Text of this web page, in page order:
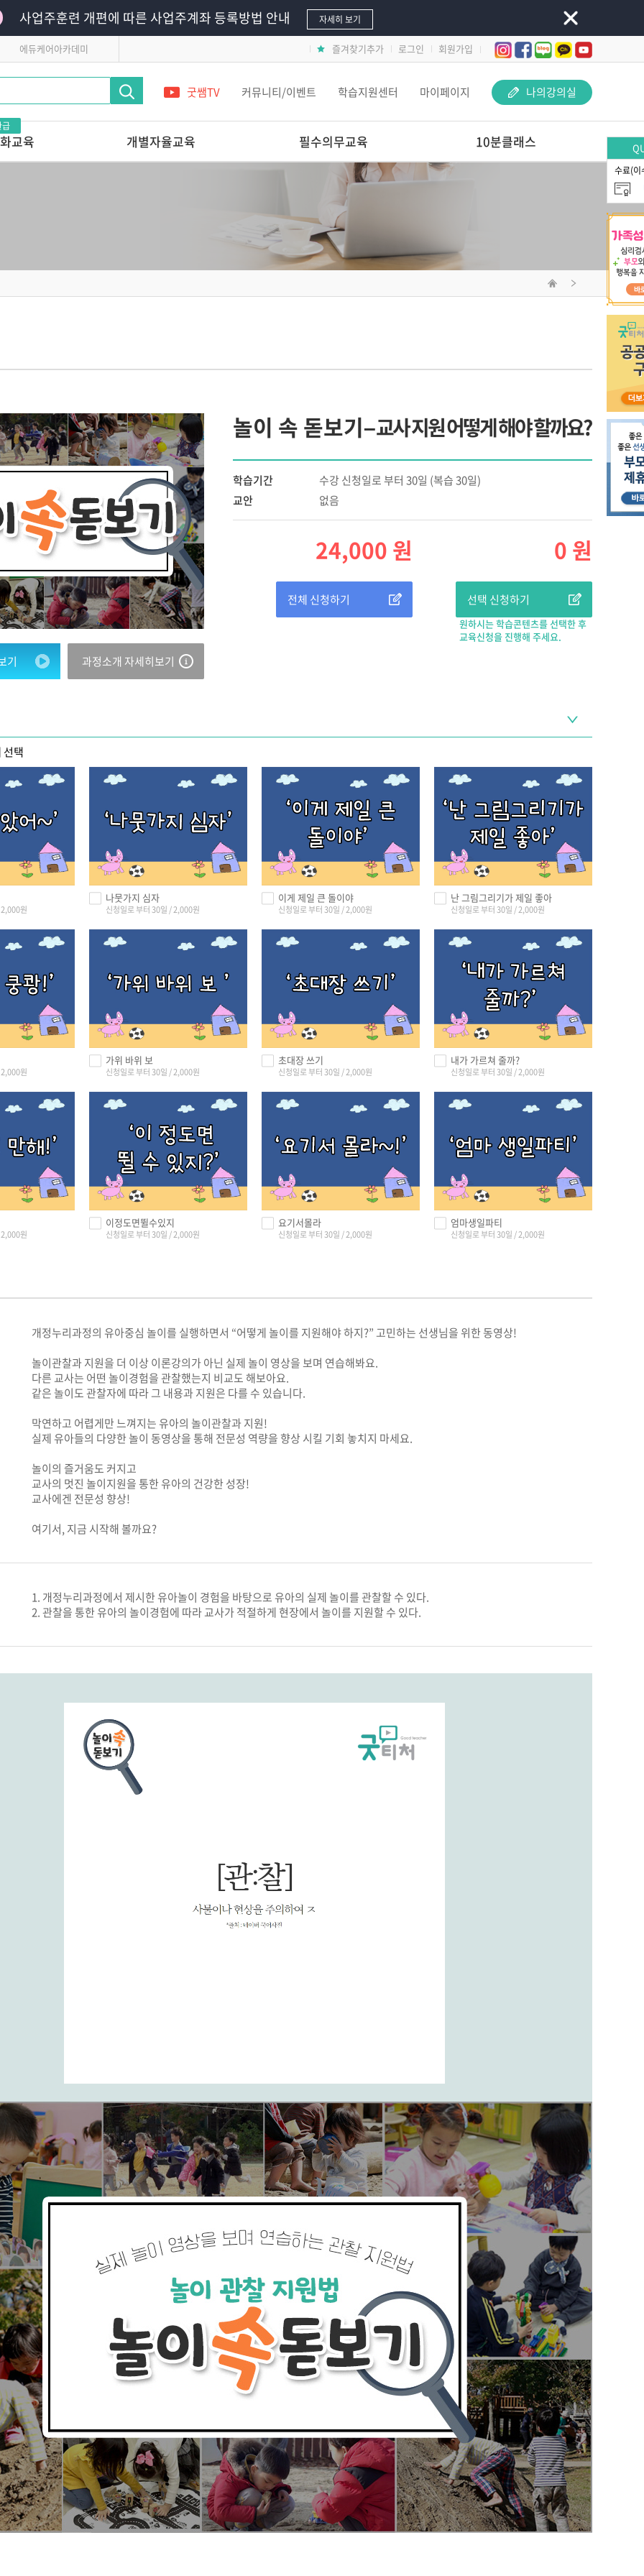
사업주훈련 개편에 따른 사업주계좌 등록방법 안내 자세히 보기
수료(이
에듀케어아카데미 즐겨찾기추가 로그인 회원가입
굿쌤TV 커뮤니티/이벤트 학습지원센터 마이페이지 나의강의실
교육 개별자율교육 필수의무교육 10분클래스
다
답을
놀이를 사진으로 기록할 줄 아는
어린이집 연간 운영의 실제
우리 아이의 이유있는 문제행동?!
Outdoor에서 성장하는 아이들
숲과 함께 성장하는 아이들,
숲에서 놀자
현장밀착 유아중심 놀이중심 보육과정
의 신나는 여행
개정 누리과정의 장애통합 현장 적용
어린이안전교육
기 과정소개 자세히보기
놀이 속 돋보기–교사 지원 어떻게 해야 할까요?
학습기간
수강 신청일로 부터 30일 (복습 30일)
교안
없음
24,000 원
전체 신청하기
원하시는 학습콘텐츠를 선택한 후
교육신청을 진행해 주세요.
0 원
선택 신청하기
선택
원
나뭇가지 심자
신청일로 부터 30일 / 2,000원
이게 제일 큰 돌이야
신청일로 부터 30일 / 2,000원
난 그림그리기가 제일 좋아
신청일로 부터 30일 / 2,000원
원
가위 바위 보
신청일로 부터 30일 / 2,000원
초대장 쓰기
신청일로 부터 30일 / 2,000원
내가 가르쳐 줄까?
신청일로 부터 30일 / 2,000원
원
이정도면뛸수있지
신청일로 부터 30일 / 2,000원
요기서몰라
신청일로 부터 30일 / 2,000원
엄마생일파티
신청일로 부터 30일 / 2,000원
개정누리과정의 유아중심 놀이를 실행하면서 “어떻게 놀이를 지원해야 하지?” 고민하는 선생님을 위한 동영상!
놀이관찰과 지원을 더 이상 이론강의가 아닌 실제 놀이 영상을 보며 연습해봐요.
다른 교사는 어떤 놀이경험을 관찰했는지 비교도 해보아요.
같은 놀이도 관찰자에 따라 그 내용과 지원은 다를 수 있습니다.
막연하고 어렵게만 느껴지는 유아의 놀이관찰과 지원!
실제 유아들의 다양한 놀이 동영상을 통해 전문성 역량을 향상 시킬 기회 놓치지 마세요.
놀이의 즐거움도 커지고
교사의 멋진 놀이지원을 통한 유아의 건강한 성장!
교사에겐 전문성 향상!
여기서, 지금 시작해 볼까요?
1. 개정누리과정에서 제시한 유아놀이 경험을 바탕으로 유아의 실제 놀이를 관찰할 수 있다.
2. 관찰을 통한 유아의 놀이경험에 따라 교사가 적절하게 현장에서 놀이를 지원할 수 있다.